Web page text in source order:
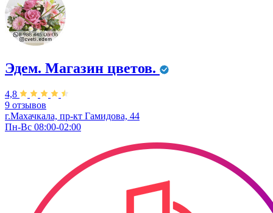
Эдем. Магазин цветов.
4,8
9 отзывов
г.Махачкала, пр-кт Гамидова, 44
Пн-Вс 08:00-02:00